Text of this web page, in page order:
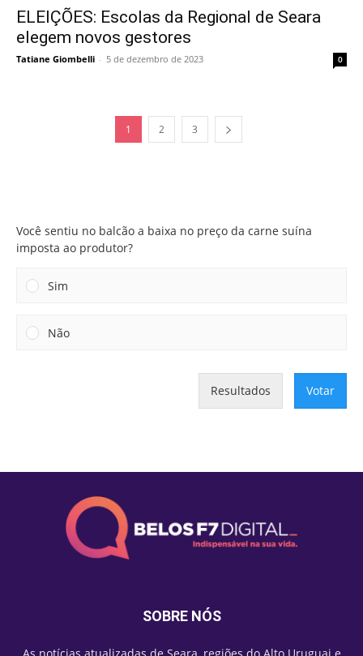
ELEIÇÕES: Escolas da Regional de Seara
elegem novos gestores
Tatiane Giombelli - 5 de dezembro de 2023 0
1 2 3
Você sentiu no balcão a baixa no preço da carne suína
imposta ao produtor?
Sim
Não
Resultados Votar
SOBRE NÓS